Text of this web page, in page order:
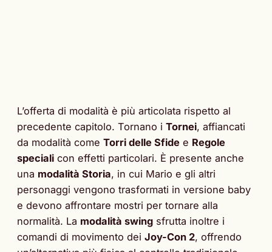
L’offerta di modalità è più articolata rispetto al
precedente capitolo. Tornano i Tornei, affiancati
da modalità come Torri delle Sfide e Regole
speciali con effetti particolari. È presente anche
una modalità Storia, in cui Mario e gli altri
personaggi vengono trasformati in versione baby
e devono affrontare mostri per tornare alla
normalità. La modalità swing sfrutta inoltre i
comandi di movimento dei Joy-Con 2, offrendo